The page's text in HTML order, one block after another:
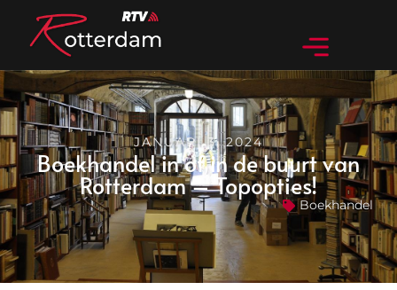
JANUARI 3, 2024
Boekhandel in of in de buurt van
Rotterdam – Topopties!
Boekhandel